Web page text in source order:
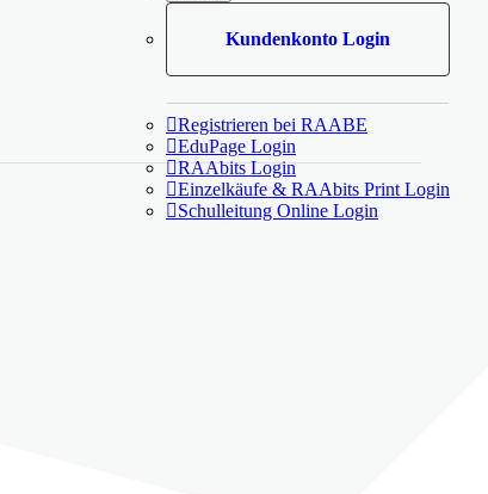
Kundenkonto Login
Registrieren bei RAABE
EduPage Login
RAAbits Login
Einzelkäufe & RAAbits Print Login
Schulleitung Online Login